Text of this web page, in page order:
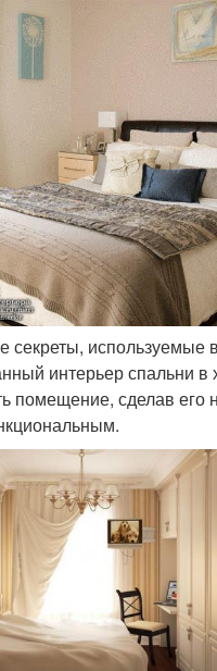
секреты, используемые
интерьер спальни в
помещение, сделав его